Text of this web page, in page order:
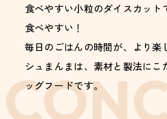
食べやすい小粒のダイスカッ
食べやすい！
毎日のごはんの時間が、より楽
シュまんまは、素材と製法にこ
ッグフードです。